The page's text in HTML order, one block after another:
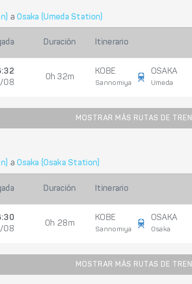
aOsaka (Umeda Station)
Duración Itinerario
08
0h 32m
KOBE
Sannomiya
OSAKA
Umeda
MOSTRAR MÁS RUTAS DE TREN
aOsaka (Osaka Station)
Duración Itinerario
08
0h 28m
KOBE
Sannomiya
OSAKA
Osaka
MOSTRAR MÁS RUTAS DE TREN